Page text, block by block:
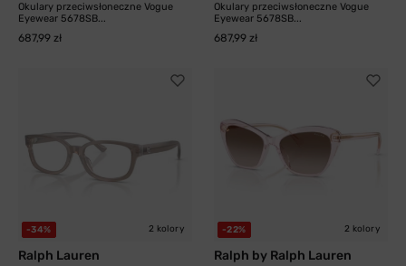
Okulary przeciwsłoneczne Vogue
Eyewear 5678SB...
687,99 zł
Okulary przeciwsłoneczne Vogue
Eyewear 5678SB...
687,99 zł
-34% 2 kolory
Ralph Lauren
-22% 2 kolory
Ralph by Ralph Lauren